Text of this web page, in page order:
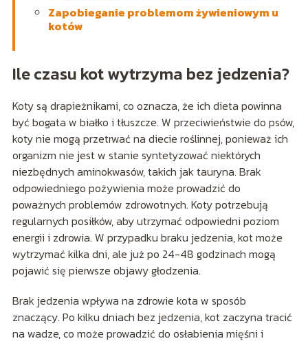
Zapobieganie problemom żywieniowym u
kotów
Ile czasu kot wytrzyma bez jedzenia?
Koty są drapieżnikami, co oznacza, że ich dieta powinna
być bogata w białko i tłuszcze. W przeciwieństwie do psów,
koty nie mogą przetrwać na diecie roślinnej, ponieważ ich
organizm nie jest w stanie syntetyzować niektórych
niezbędnych aminokwasów, takich jak tauryna. Brak
odpowiedniego pożywienia może prowadzić do
poważnych problemów zdrowotnych. Koty potrzebują
regularnych posiłków, aby utrzymać odpowiedni poziom
energii i zdrowia. W przypadku braku jedzenia, kot może
wytrzymać kilka dni, ale już po 24-48 godzinach mogą
pojawić się pierwsze objawy głodzenia.
Brak jedzenia wpływa na zdrowie kota w sposób
znaczący. Po kilku dniach bez jedzenia, kot zaczyna tracić
na wadze, co może prowadzić do osłabienia mięśni i